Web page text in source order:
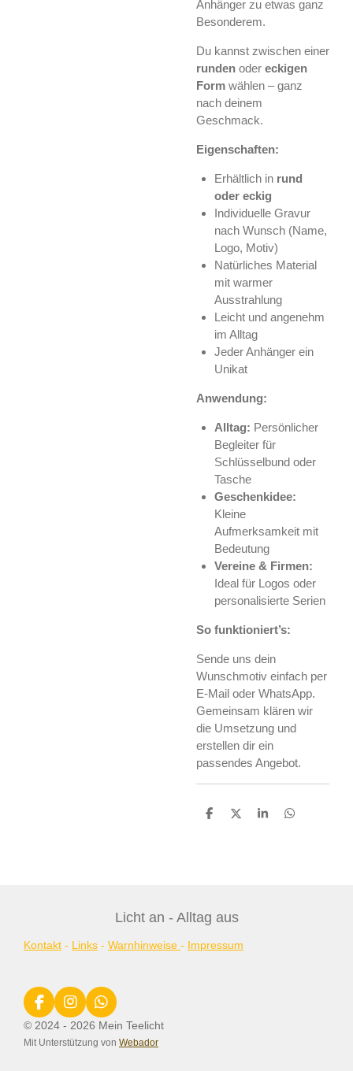
Anhänger zu etwas ganz
Besonderem.
Du kannst zwischen einer
runden oder eckigen
Form wählen – ganz
nach deinem
Geschmack.
Eigenschaften:
Erhältlich in rund
oder eckig
Individuelle Gravur
nach Wunsch (Name,
Logo, Motiv)
Natürliches Material
mit warmer
Ausstrahlung
Leicht und angenehm
im Alltag
Jeder Anhänger ein
Unikat
Anwendung:
Alltag: Persönlicher
Begleiter für
Schlüsselbund oder
Tasche
Geschenkidee:
Kleine
Aufmerksamkeit mit
Bedeutung
Vereine & Firmen:
Ideal für Logos oder
personalisierte Serien
So funktioniert’s:
Sende uns dein
Wunschmotiv einfach per
E-Mail oder WhatsApp.
Gemeinsam klären wir
die Umsetzung und
erstellen dir ein
passendes Angebot.
T
T
T
T
Licht an - Alltag aus
Kontakt - Links - Warnhinweise - Impressum
F
a
c
e
I
n
s
t
W
h
t
© 2024 - 2026 Mein Teelicht
Mit Unterstützung von Webador